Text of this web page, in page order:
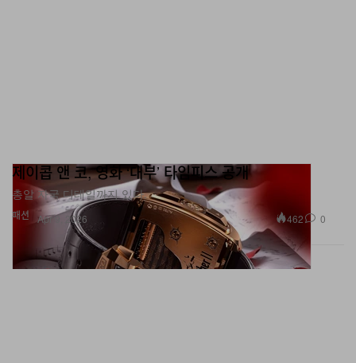
패션
제이콥 앤 코, 영화 ‘대부’ 타임피스 공개
총알 자국 디테일까지 있다.
Apr 9, 2026 462 0